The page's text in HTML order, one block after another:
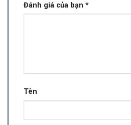
Đánh giá của bạn *
Tên